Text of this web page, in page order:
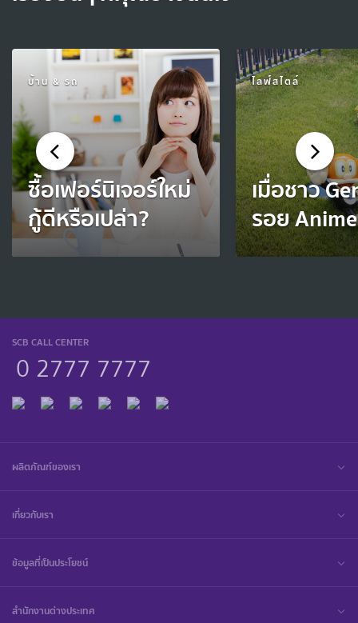
บ้าน & รถ
ซื้อเฟอร์นิเจอร์ใหม่
กู้ดีหรือเปล่า?
ไลฟ์สไตล์
เมื่อชาว
รอย
SCB CALL CENTER
0 2777 7777
ผลิตภัณฑ์ของเรา
เกี่ยวกับเรา
ข้อมูลที่เป็นประโยชน์
สำนักงานต่างประเทศ